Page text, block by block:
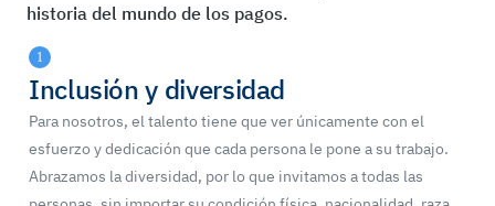
historia del mundo de los pagos.
1
Inclusión y diversidad
Para nosotros, el talento tiene que ver únicamente con el
esfuerzo y dedicación que cada persona le pone a su trabajo.
Abrazamos la diversidad, por lo que invitamos a todas las